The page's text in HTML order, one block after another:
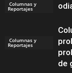
Columnas y
Reportajes
Columnas y
Reportajes
de